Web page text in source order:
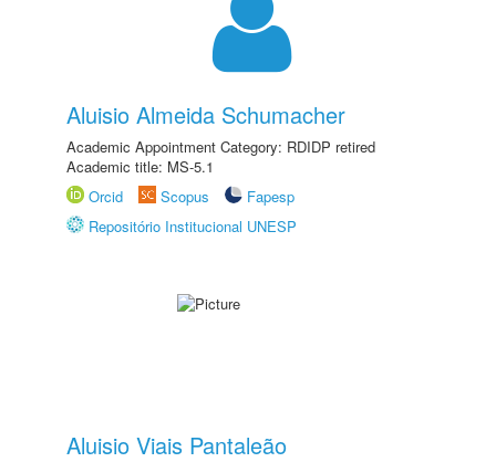
Aluisio Almeida Schumacher
Academic Appointment Category: RDIDP retired
Academic title: MS-5.1
Orcid
Scopus
Fapesp
Repositório Institucional UNESP
Aluisio Viais Pantaleão